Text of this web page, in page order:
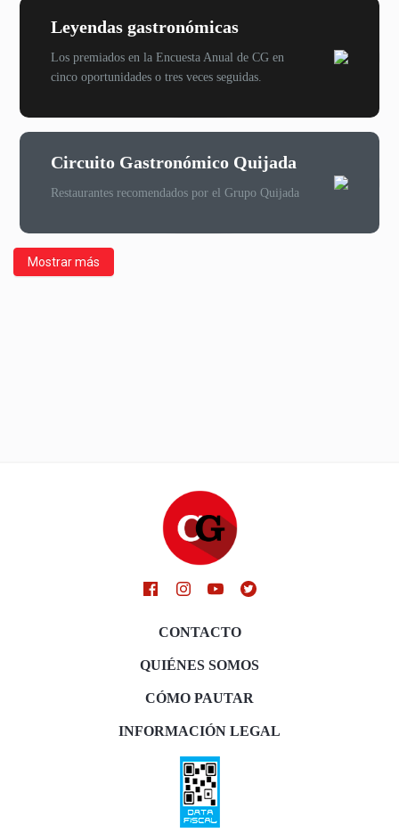
Leyendas gastronómicas
Los premiados en la Encuesta Anual de CG en
cinco oportunidades o tres veces seguidas.
Circuito Gastronómico Quijada
Restaurantes recomendados por el Grupo Quijada
Mostrar más
CONTACTO
QUIÉNES SOMOS
CÓMO PAUTAR
INFORMACIÓN LEGAL